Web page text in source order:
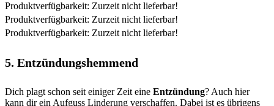
Produktverfügbarkeit: Zurzeit nicht lieferbar!
Produktverfügbarkeit: Zurzeit nicht lieferbar!
Produktverfügbarkeit: Zurzeit nicht lieferbar!
5. Entzündungshemmend
Dich plagt schon seit einiger Zeit eine Entzündung? Auch hier
kann dir ein Aufguss Linderung verschaffen. Dabei ist es übrigens